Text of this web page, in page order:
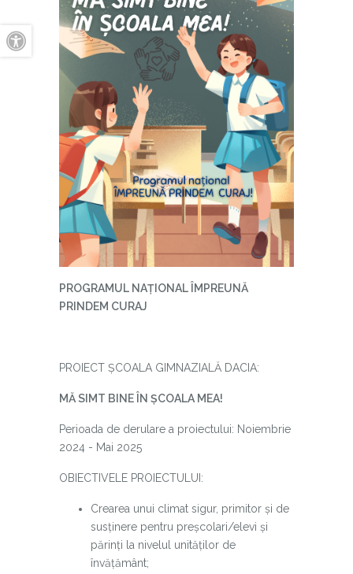
A+
PROGRAMUL NAȚIONAL ÎMPREUNĂ
PRINDEM CURAJ
PROIECT ȘCOALA GIMNAZIALĂ DACIA:
MĂ SIMT BINE ÎN ȘCOALA MEA!
Perioada de derulare a proiectului: Noiembrie
2024 - Mai 2025
OBIECTIVELE PROIECTULUI:
Crearea unui climat sigur, primitor și de
susținere pentru preșcolari/elevi și
părinți la nivelul unităților de
învățământ;